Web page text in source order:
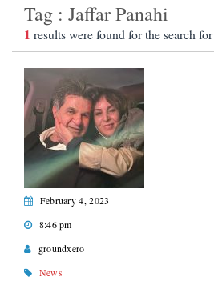
Tag : Jaffar Panahi
1 results were found for the search for
February 4, 2023
8:46 pm
groundxero
News